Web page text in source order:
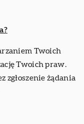
Twoich
Twoich praw.
zgłoszenie żądania